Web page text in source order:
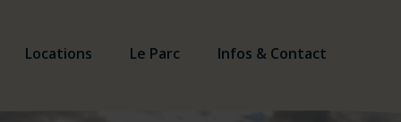
Locations Le Parc Infos & Contact